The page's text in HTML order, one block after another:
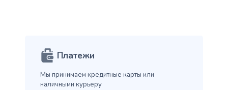
Платежи
Мы принимаем кредитные карты или
наличными курьеру